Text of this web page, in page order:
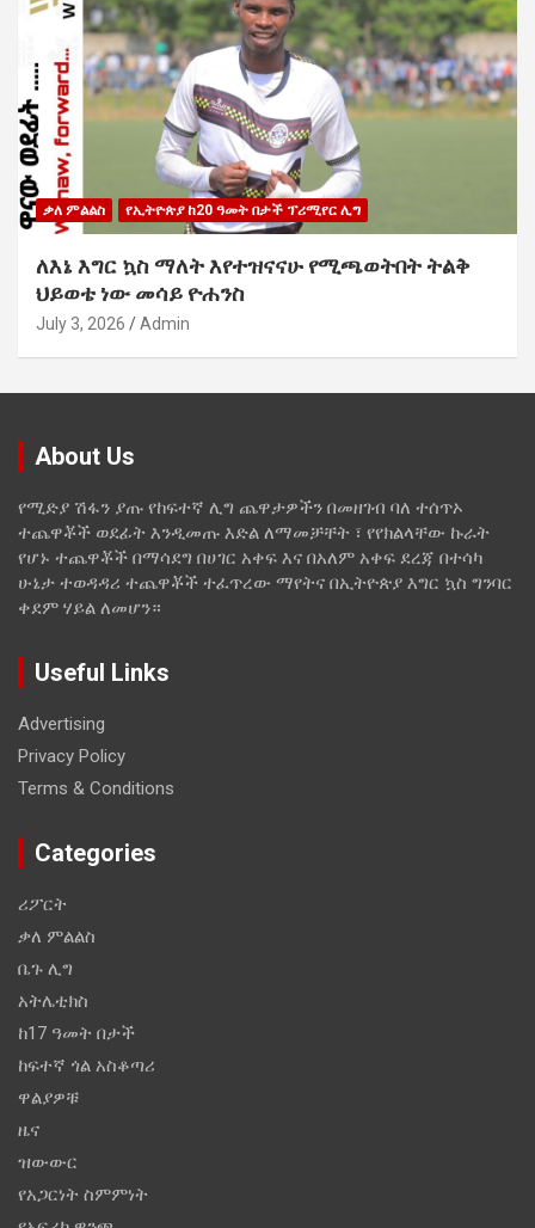
ቃለ ምልልስ የኢትዮጵያ ከ20 ዓመት በታች ፕሪሚየር ሊግ
ለእኔ እግር ኳስ ማለት እየተዝናናሁ የሚጫወትበት ትልቅ
ህይወቴ ነው መሳይ ዮሐንስ
July 3, 2026 Admin
About Us
የሚድያ ሽፋን ያጡ የከፍተኛ ሊግ ጨዋታዎችን በመዘገብ ባለ ተሰጥኦ
ተጨዋቾች ወደፊት እንዲመጡ እድል ለማመቻቸት ፣ የየክልላቸው ኩራት
የሆኑ ተጨዋቾች በማሳደግ በሀገር አቀፍ እና በአለም አቀፍ ደረጃ በተሳካ
ሁኔታ ተወዳዳሪ ተጨዋቾች ተፈጥረው ማየትና በኢትዮጵያ እግር ኳስ ግንባር
ቀደም ሃይል ለመሆን።
Useful Links
Advertising
Privacy Policy
Terms & Conditions
Categories
ሪፖርት
ቃለ ምልልስ
ቤጉ ሊግ
አትሌቲክስ
ከ17 ዓመት በታች
ከፍተኛ ጎል አስቆጣሪ
ዋልያዎቹ
ዜና
ዝውውር
የአጋርነት ስምምነት